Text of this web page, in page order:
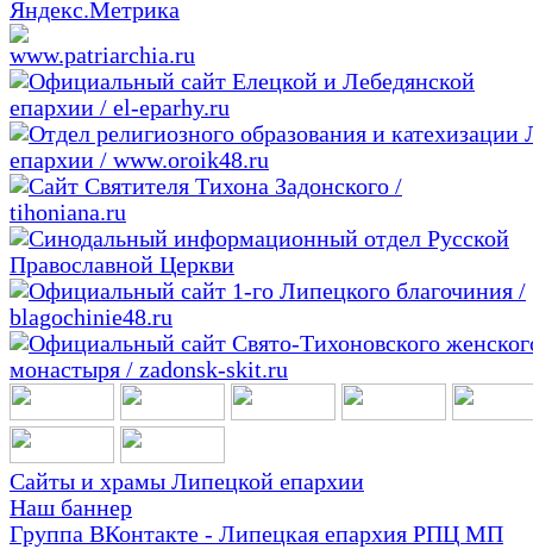
Сайты и храмы Липецкой епархии
Наш баннер
Группа ВКонтакте - Липецкая епархия РПЦ МП